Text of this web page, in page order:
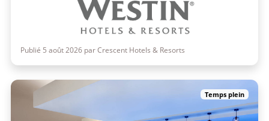
Publié 5 août 2026 par Crescent Hotels & Resorts
Temps plein